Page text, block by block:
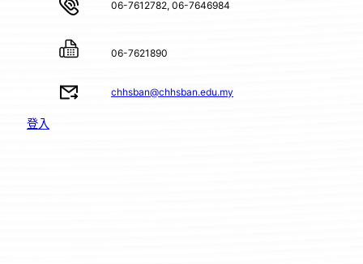
06-7612782, 06-7646984
06-7621890
chhsban@chhsban.edu.my
登入